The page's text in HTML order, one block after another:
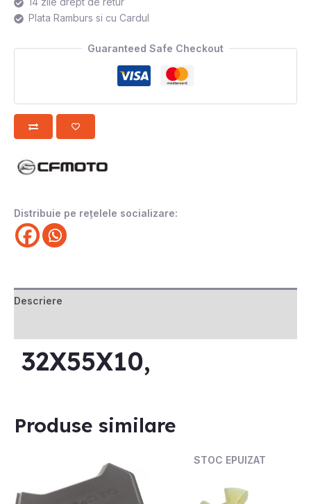
Plata Ramburs si cu Cardul
Guaranteed Safe Checkout
Distribuie pe rețelele socializare:
Descriere
32X55X10,
Produse similare
STOC EPUIZAT